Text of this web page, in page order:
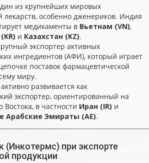
из крупнейших мировых
лекарств, особенно дженериков. Индия
медикаменты в Вьетнам (VN)
и Казахстан (KZ)
экспортер активных
ингредиентов (АФИ), который играет
поставок фармацевтической
миру.
развивается как
экспортер, ориентированный на
в частности Иран (IR) и
Арабские Эмираты (AE)
(Инкотермс) при экспорте
продукции